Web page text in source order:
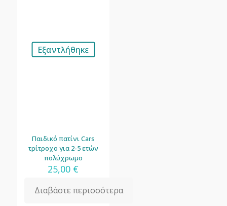
Εξαντλήθηκε
Παιδικό πατίνι Cars
τρίτροχο για 2-5 ετών
πολύχρωμο
25,00 €
Διαβάστε περισσότερα